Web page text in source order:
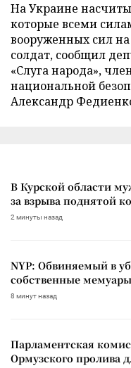
На Украине
которые всеми
вооруженных сил
солдат, сообщил
«Слуга народа»,
национальной
Александр
В Курской области
за взрыва поднятой
2 минуты назад
NYP: Обвиняемый в
собственные мемуары
8 минут назад
Парламентская
Ормузского пролива